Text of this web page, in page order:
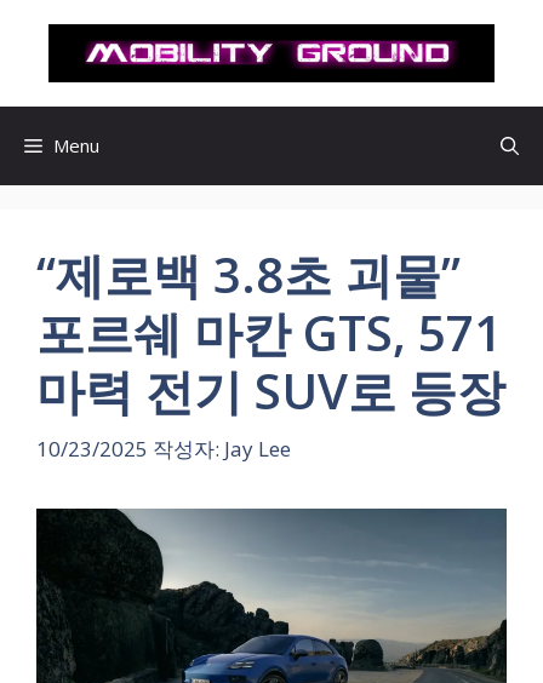
로
Menu
“제로백 3.8초 괴물”
포르쉐 마칸 GTS, 571
마력 전기 SUV로 등장
10/23/2025 작성자: Jay Lee